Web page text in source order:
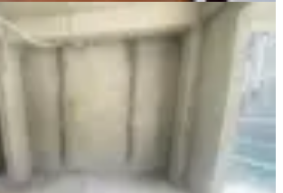
Merkezi Konumda
Pazarının Yakının Da
Kavaklı Mahallesi
₺